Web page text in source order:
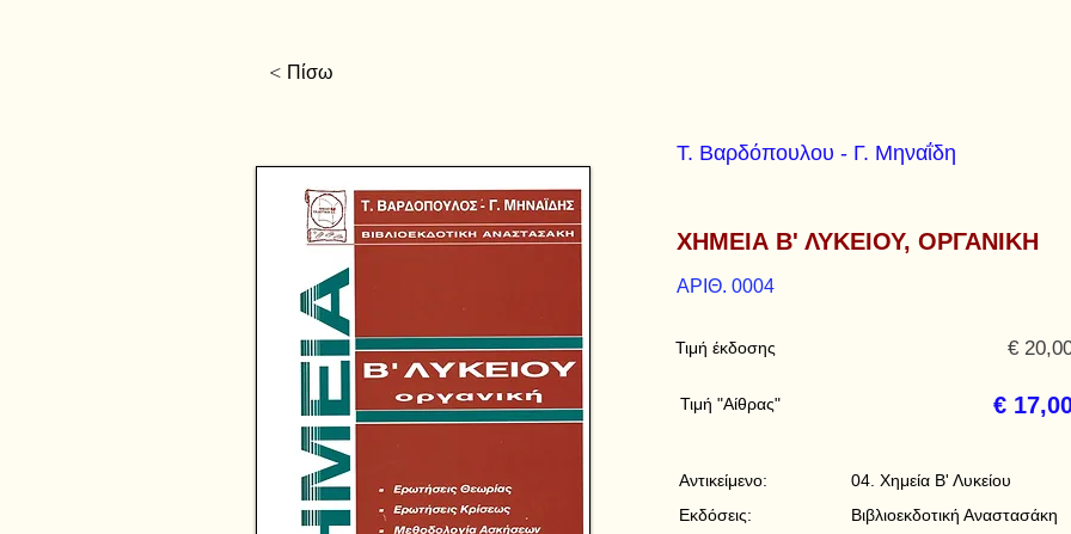
< Πίσω
Τ. Βαρδόπουλου - Γ. Μηναΐδη
ΧΗΜΕΙΑ Β' ΛΥΚΕΙΟΥ, ΟΡΓΑΝΙΚΗ
ΑΡΙΘ. 0004
Τιμή έκδοσης €
€
Τιμή "Αίθρας"
Αντικείμενο:
Εκδόσεις:
04. Χημεία Β' Λυκείου
Βιβλιοεκδοτική Αναστασάκη